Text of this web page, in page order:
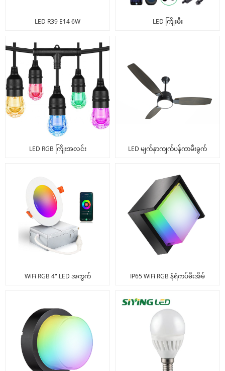
LED R39 E14 6W LED ကြိုးမီး
LED RGB ကြိုးအလင်း LED မျက်နှာကျက်ပန်ကာမီးခွက်
WiFi RGB 4" LED အကွက် IP65 WiFi RGB နံရံကပ်မီးအိမ်